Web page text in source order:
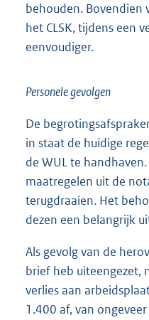
behouden. Bovendien
het CLSK, tijdens een
eenvoudiger.
Personele gevolgen
De
in staat de huidige
de WUL te
maatregelen uit de
terugdraaien. Het
dezen een belangrijk
Als gevolg van de
brief heb uiteengezet,
verlies aan
1.400 af, van